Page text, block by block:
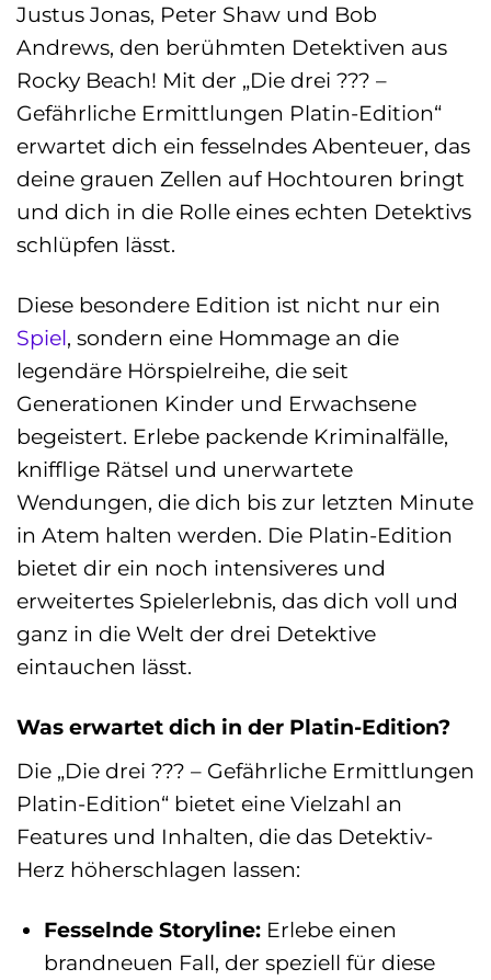
Justus Jonas, Peter Shaw und Bob
Andrews, den berühmten Detektiven aus
Rocky Beach! Mit der „Die drei ??? –
Gefährliche Ermittlungen Platin-Edition“
erwartet dich ein fesselndes Abenteuer, das
deine grauen Zellen auf Hochtouren bringt
und dich in die Rolle eines echten Detektivs
schlüpfen lässt.
Diese besondere Edition ist nicht nur ein
Spiel, sondern eine Hommage an die
legendäre Hörspielreihe, die seit
Generationen Kinder und Erwachsene
begeistert. Erlebe packende Kriminalfälle,
knifflige Rätsel und unerwartete
Wendungen, die dich bis zur letzten Minute
in Atem halten werden. Die Platin-Edition
bietet dir ein noch intensiveres und
erweitertes Spielerlebnis, das dich voll und
ganz in die Welt der drei Detektive
eintauchen lässt.
Was erwartet dich in der Platin-Edition?
Die „Die drei ??? – Gefährliche Ermittlungen
Platin-Edition“ bietet eine Vielzahl an
Features und Inhalten, die das Detektiv-
Herz höherschlagen lassen:
Fesselnde Storyline:Erlebe einen
brandneuen Fall, der speziell für diese